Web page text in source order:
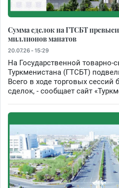
Сумма сделок на ГТСБТ
миллионов манатов
20.07.26 - 15:29
На Государственной товарно-
Туркменистана (ГТСБТ)
Всего в ходе торговых сессий
сделок, - сообщает сайт